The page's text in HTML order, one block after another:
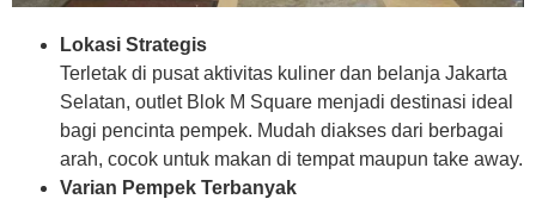
Lokasi Strategis
Terletak di pusat aktivitas kuliner dan belanja Jakarta
Selatan, outlet Blok M Square menjadi destinasi ideal
bagi pencinta pempek. Mudah diakses dari berbagai
arah, cocok untuk makan di tempat maupun take away.
Varian Pempek Terbanyak